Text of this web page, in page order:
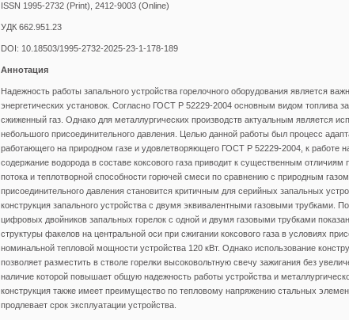
ISSN 1995-2732 (Print), 2412-9003 (Online)
УДК 662.951.23
DOI: 10.18503/1995-2732-2025-23-1-178-189
Аннотация
Надежность работы запального устройства горелочного оборудования является
энергетических установок. Согласно ГОСТ Р 52229-2004 основным видом топлива
сжиженный газ. Однако для металлургических производств актуальным является
небольшого присоединительного давления. Целью данной работы был процесс
работающего на природном газе и удовлетворяющего ГОСТ Р 52229-2004, к работе
содержание водорода в составе коксового газа приводит к существенным
потока и теплотворной способности горючей смеси по сравнению с природным
присоединительного давления становится критичным для серийных запальных
конструкция запального устройства с двумя эквивалентными газовыми трубками.
цифровых двойников запальных горелок с одной и двумя газовыми трубками
структуры факелов на центральной оси при сжигании коксового газа в условиях
номинальной тепловой мощности устройства 120 кВт. Однако использование
позволяет разместить в стволе горелки высоковольтную свечу зажигания без
наличие которой повышает общую надежность работы устройства и
конструкция также имеет преимущество по тепловому напряжению стальных
продлевает срок эксплуатации устройства.